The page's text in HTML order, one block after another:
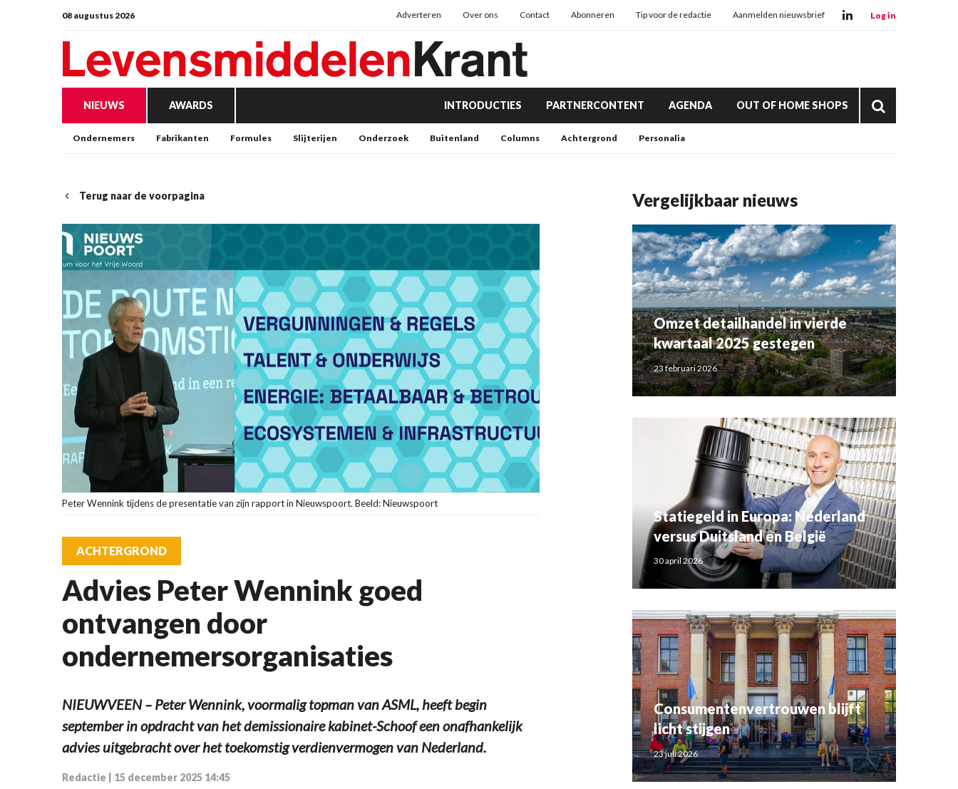
08 augustus 2026 Adverteren Over ons Contact Abonneren Tip voor de redactie Aanmelden nieuwsbrief Log in
NIEUWS AWARDS INTRODUCTIES PARTNERCONTENT AGENDA OUT OF HOME SHOPS
Ondernemers Fabrikanten Formules Slijterijen Onderzoek Buitenland Columns Achtergrond Personalia
Terug naar de voorpagina
Peter Wennink tijdens de presentatie van zijn rapport in Nieuwspoort. Beeld: Nieuwspoort
ACHTERGROND
Advies Peter Wennink goed
ontvangen door
ondernemersorganisaties
NIEUWVEEN – Peter Wennink, voormalig topman van ASML, heeft begin
september in opdracht van het demissionaire kabinet-Schoof een onafhankelijk
advies uitgebracht over het toekomstig verdienvermogen van Nederland.
Redactie 15 december 2025 14:45
Vergelijkbaar nieuws
Omzet detailhandel in vierde
kwartaal 2025 gestegen
23 februari 2026
Statiegeld in Europa: Nederland
versus Duitsland en België
30 april 2026
Consumentenvertrouwen blijft
licht stijgen
23 juli 2026